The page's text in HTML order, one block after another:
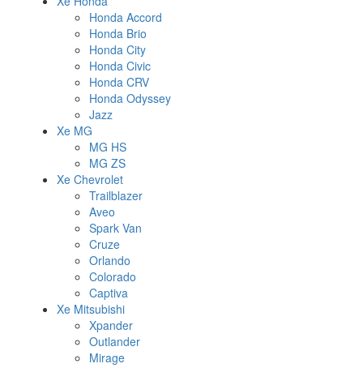
Honda Accord
Honda Brio
Honda City
Honda Civic
Honda CRV
Honda Odyssey
Jazz
Xe MG
MG HS
MG ZS
Xe Chevrolet
Trailblazer
Aveo
Spark Van
Cruze
Orlando
Colorado
Captiva
Xe Mitsubishi
Xpander
Outlander
Mirage